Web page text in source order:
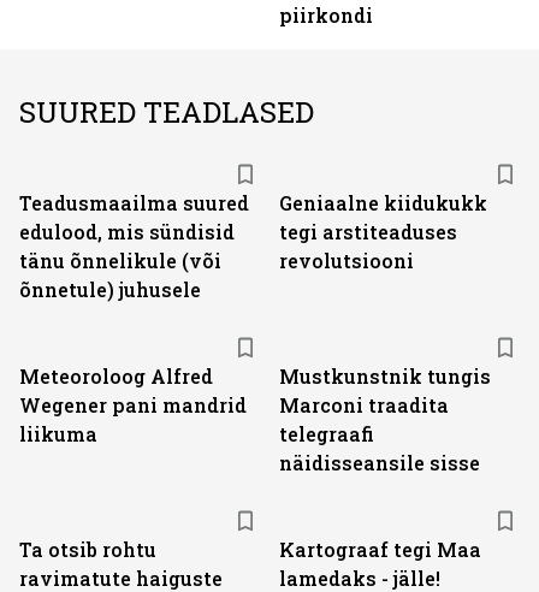
piirkondi
SUURED TEADLASED
Teadusmaailma suured
edulood, mis sündisid
tänu õnnelikule (või
õnnetule) juhusele
Geniaalne kiidukukk
tegi arstiteaduses
revolutsiooni
Meteoroloog Alfred
Wegener pani mandrid
liikuma
Mustkunstnik tungis
Marconi traadita
telegraafi
näidisseansile sisse
Ta otsib rohtu
ravimatute haiguste
Kartograaf tegi Maa
lamedaks - jälle!